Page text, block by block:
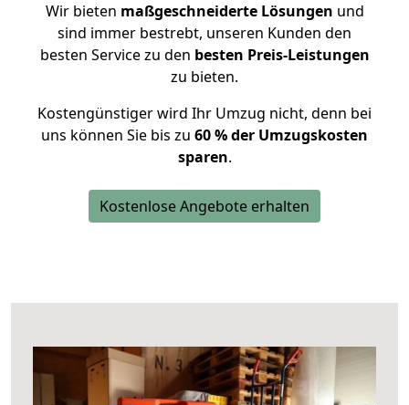
Wir bieten maßgeschneiderte Lösungen und
sind immer bestrebt, unseren Kunden den
besten Service zu den besten Preis-Leistungen
zu bieten.
Kostengünstiger wird Ihr Umzug nicht, denn bei
uns können Sie bis zu 60 % der Umzugskosten
sparen.
Kostenlose Angebote erhalten